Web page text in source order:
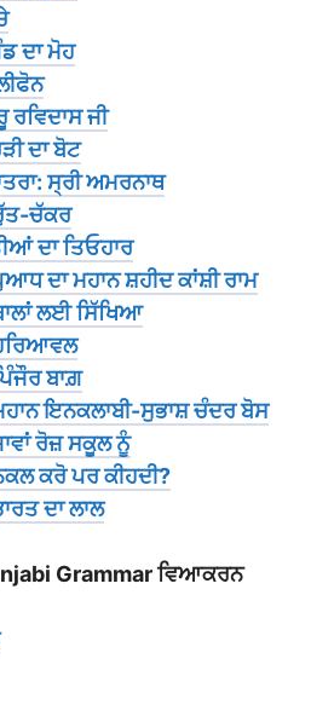
ਦਾ ਮੋਹ
ਜੀ
ਦਾ ਬੋਟ
ਸ੍ਰੀ ਅਮਰਨਾਥ
ਚੱਕਰ
ਦਾ ਤਿਓਹਾਰ
ਦਾ ਮਹਾਨ ਸ਼ਹੀਦ ਕਾਂਸ਼ੀ ਰਾਮ
ਲਈ ਸਿੱਖਿਆ
ਬਾਗ਼
ਇਨਕਲਾਬੀ-ਸੁਭਾਸ਼ ਚੰਦਰ ਬੋਸ
ਰੋਜ਼ ਸਕੂਲ ਨੂੰ
ਕਰੋ ਪਰ ਕੀਹਦੀ?
ਦਾ ਲਾਲ
Grammar ਵਿਆਕਰਨ